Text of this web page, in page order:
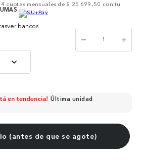
4 cuotas mensuales de $ 25.699,50 con tu
ver bancos.
＋
－
en tendencia! Última unidad